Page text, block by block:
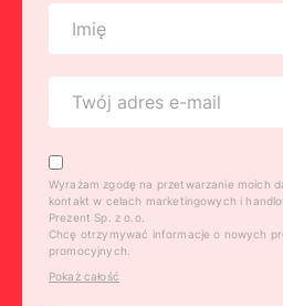
Wyrażam zgodę na przetwarzanie moich
kontakt w celach marketingowych i
Prezent Sp. z o.o.
Chcę otrzymywać informacje o nowych
promocyjnych.
Pokaż całość